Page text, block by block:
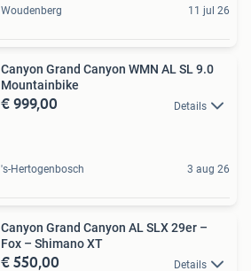
Woudenberg 11 jul 26
Canyon Grand Canyon WMN AL SL 9.0
Mountainbike
€ 999,00 Details
's-Hertogenbosch 3 aug 26
Canyon Grand Canyon AL SLX 29er –
Fox – Shimano XT
€ 550,00 Details